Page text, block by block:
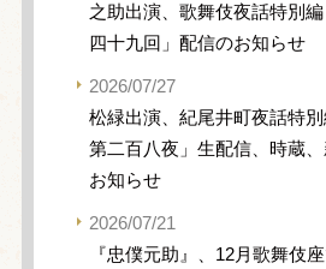
之助出演、歌舞伎夜話特別
四十九回」配信のお知らせ
2026/07/27
松緑出演、紀尾井町夜話特
第二百八夜」生配信、時蔵
お知らせ
2026/07/21
『忠僕元助』、12月歌舞伎